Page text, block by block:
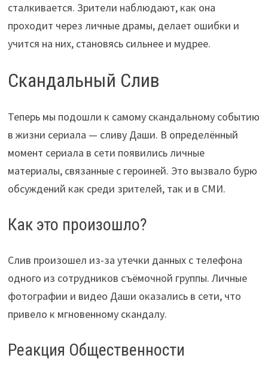
сталкивается. Зрители наблюдают, как она
проходит через личные драмы, делает ошибки и
учится на них, становясь сильнее и мудрее.
Скандальный Слив
Теперь мы подошли к самому скандальному событию
в жизни сериала — сливу Даши. В определённый
момент сериала в сети появились личные
материалы, связанные с героиней. Это вызвало бурю
обсуждений как среди зрителей, так и в СМИ.
Как это произошло?
Слив произошел из-за утечки данных с телефона
одного из сотрудников съёмочной группы. Личные
фотографии и видео Даши оказались в сети, что
привело к мгновенному скандалу.
Реакция Общественности